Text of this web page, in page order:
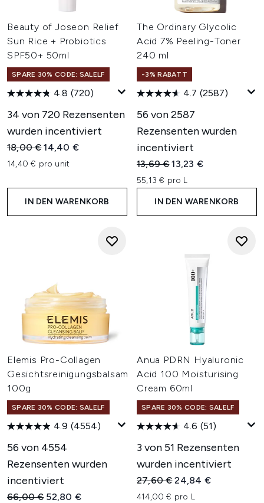
Beauty of Joseon Relief
Sun Rice + Probiotics
SPF50+ 50ml
SPARE 30% CODE: SALELF
4.8 (720)
34 von 720 Rezensenten
wurden incentiviert
Unverbindliche Preisempfehlung:
18,00 €Aktueller Preis:
14,40 €
14,40 € pro unit
IN DEN WARENKORB
The Ordinary Glycolic
Acid 7% Peeling-Toner
240 ml
-3% RABATT
4.7 (2587)
56 von 2587
Rezensenten wurden
incentiviert
Unverbindliche
13,69 €Aktueller Preis:
13,23 €
55,13 € pro L
IN DEN WARENKORB
Elemis Pro-Collagen
Gesichtsreinigungsbalsam
100g
SPARE 30% CODE: SALELF
4.9 (4554)
56 von 4554
Rezensenten wurden
incentiviert
Unverbindliche Preisempfehlung:
66,00 € Aktueller Preis:
52,80 €
Anua PDRN Hyaluronic
Acid 100 Moisturising
Cream 60ml
SPARE 30% CODE: SALELF
4.6 (51)
3 von 51 Rezensenten
wurden incentiviert
Unverbindliche
27,60 €Aktueller Preis:
24,84 €
414,00 € pro L